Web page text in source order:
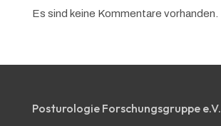
Es sind keine Kommentare vorhanden.
Posturologie Forschungsgruppe e.V.